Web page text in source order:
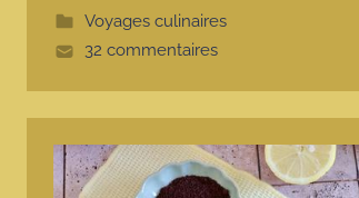
t
e
Voyages culinaires
32 commentaires